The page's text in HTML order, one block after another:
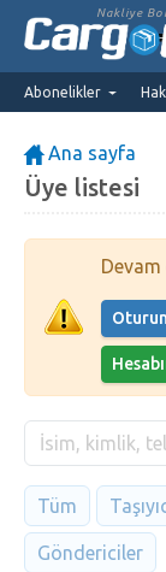
Nakliye
Abonelikler
Ana sayfa
Üye listesi
Devam
Tüm
Göndericiler